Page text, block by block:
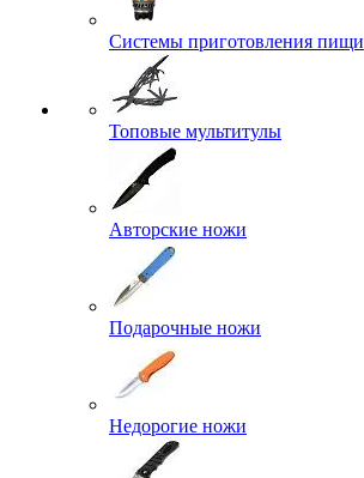
Системы приготовления пищи
Топовые мультитулы
Авторские ножи
Подарочные ножи
Недорогие ножи